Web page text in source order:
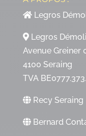
Legros
Legros
Avenue Greiner
4100 Seraing
TVA
Recy Seraing
Bernard